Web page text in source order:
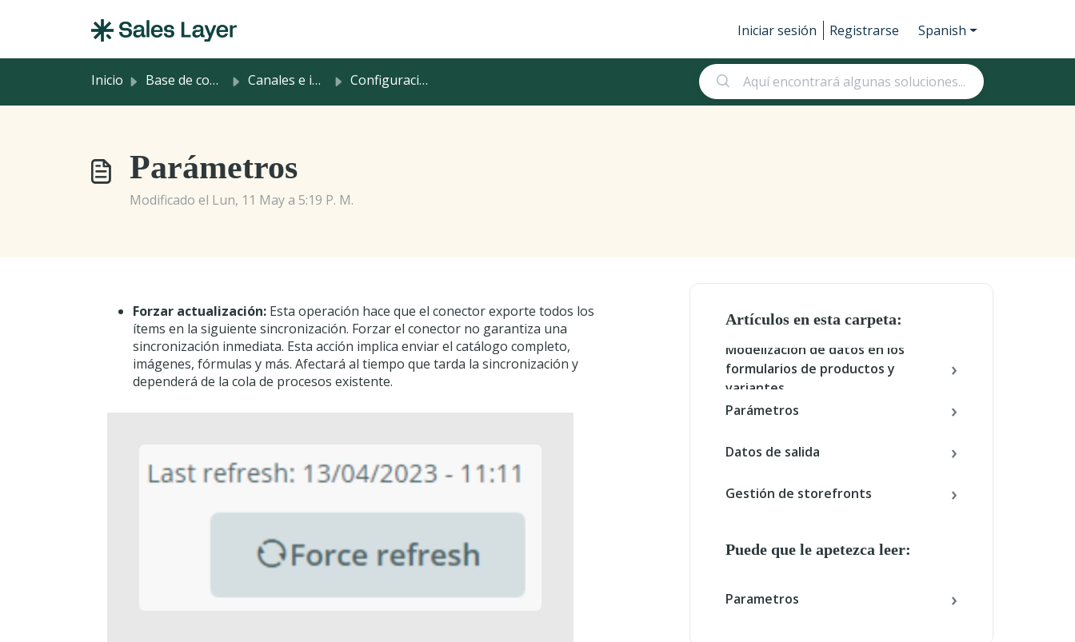
Iniciar sesión
Registrarse Spanish
Inicio Base de conocimientos Canales e integraciones Configuración en Sales Layer
Parámetros
Modificado el Lun, 11 May a 5:19 P. M.
Forzar actualización: Esta operación hace que el conector exporte todos los
ítems en la siguiente sincronización. Forzar el conector no garantiza una
sincronización inmediata. Esta acción implica enviar el catálogo completo,
imágenes, fórmulas y más. Afectará al tiempo que tarda la sincronización y
dependerá de la cola de procesos existente.
Artículos en esta carpeta:
Modelización de datos en los
formularios de productos y
variantes
Parámetros
Datos de salida
Gestión de storefronts
Puede que le apetezca leer:
Parametros